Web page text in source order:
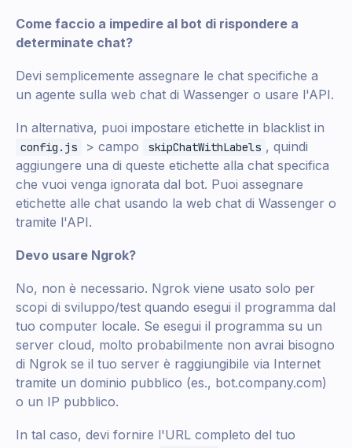
Come faccio a impedire al bot di rispondere a
determinate chat?
Devi semplicemente assegnare le chat specifiche a
un agente sulla web chat di Wassenger o usare l'API.
In alternativa, puoi impostare etichette in blacklist in
config.js > campo skipChatWithLabels , quindi
aggiungere una di queste etichette alla chat specifica
che vuoi venga ignorata dal bot. Puoi assegnare
etichette alle chat usando la web chat di Wassenger o
tramite l'API.
Devo usare Ngrok?
No, non è necessario. Ngrok viene usato solo per
scopi di sviluppo/test quando esegui il programma dal
tuo computer locale. Se esegui il programma su un
server cloud, molto probabilmente non avrai bisogno
di Ngrok se il tuo server è raggiungibile via Internet
tramite un dominio pubblico (es., bot.company.com)
o un IP pubblico.
In tal caso, devi fornire l'URL completo del tuo